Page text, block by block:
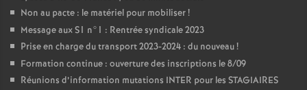
Non au pacte : le matériel pour mobiliser!
Message aux S1 n°1 : Rentrée syndicale 2023
Prise en charge du transport 2023-2024 : du nouveau!
Formation continue : ouverture des inscriptions le 8/09
Réunions d’information mutations INTER pour les STAGIAIRES